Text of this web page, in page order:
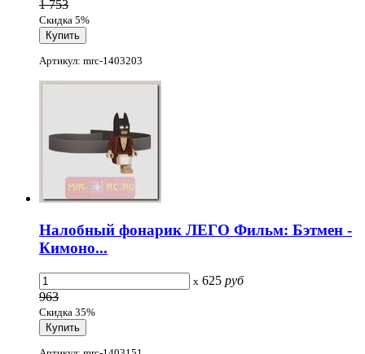
1 753
Скидка 5%
Артикул: mrc-1403203
Налобный фонарик ЛЕГО Фильм: Бэтмен -
Кимоно...
x 625 руб
963
Скидка 35%